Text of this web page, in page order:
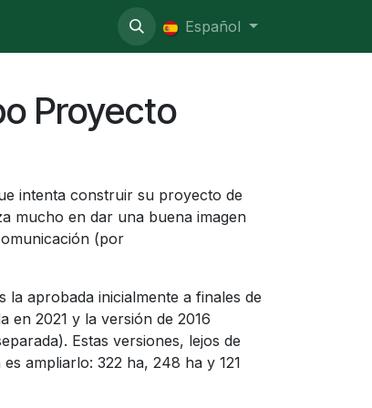
Español
Proyecto
intenta construir su proyecto de
mucho en dar una buena imagen
(por
la aprobada inicialmente a finales de
en 2021 y la versión de 2016
Estas versiones, lejos de
ampliarlo: 322 ha, 248 ha y 121